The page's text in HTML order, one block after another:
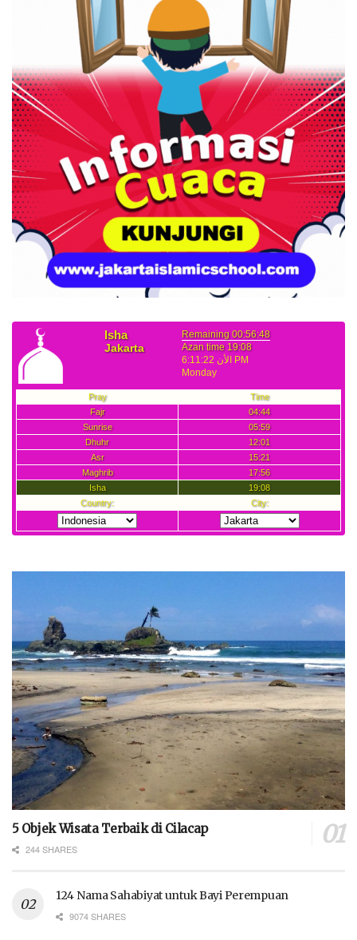
5 Objek Wisata Terbaik di Cilacap
244 SHARES
124 Nama Sahabiyat untuk Bayi Perempuan
9074 SHARES